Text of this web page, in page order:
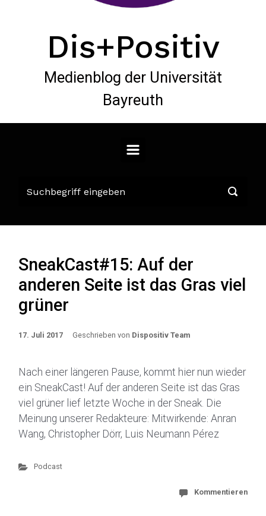
Dis+Positiv
Medienblog der Universität
Bayreuth
SneakCast#15: Auf der
anderen Seite ist das Gras viel
grüner
17. Juli 2017 Geschrieben von Dispositiv Team
Nach einer längeren Pause, kommt hier nun wieder
ein SneakCast! Auf der anderen Seite ist das Gras
viel grüner lief letzte Woche in der Sneak. Die
Meinung unserer Redakteure: Mitwirkende: Anran
Wang, Christopher Dörr, Luis Neumann Pérez
Podcast
Kommentieren